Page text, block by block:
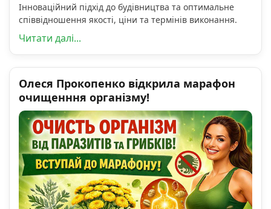
Інноваційний підхід до будівництва та оптимальне
співвідношення якості, ціни та термінів виконання.
Читати далі...
Олеся Прокопенко відкрила марафон
очищенння організму!